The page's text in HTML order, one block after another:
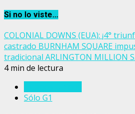
Si no lo viste...
COLONIAL DOWNS (EUA): ¡4°
castrado BURNHAM SQUARE
tradicional ARLINGTON MILLION
4 min de lectura
Sólo G1